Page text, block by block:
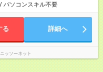
/ パソコンスキル不要
る 詳細へ
ッソーネット